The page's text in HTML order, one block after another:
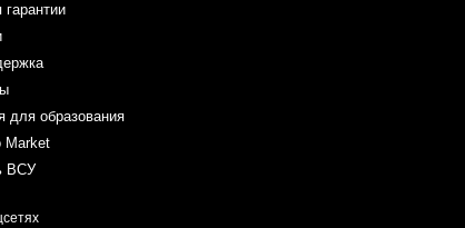
гарантии
для образования
Market
ВСУ